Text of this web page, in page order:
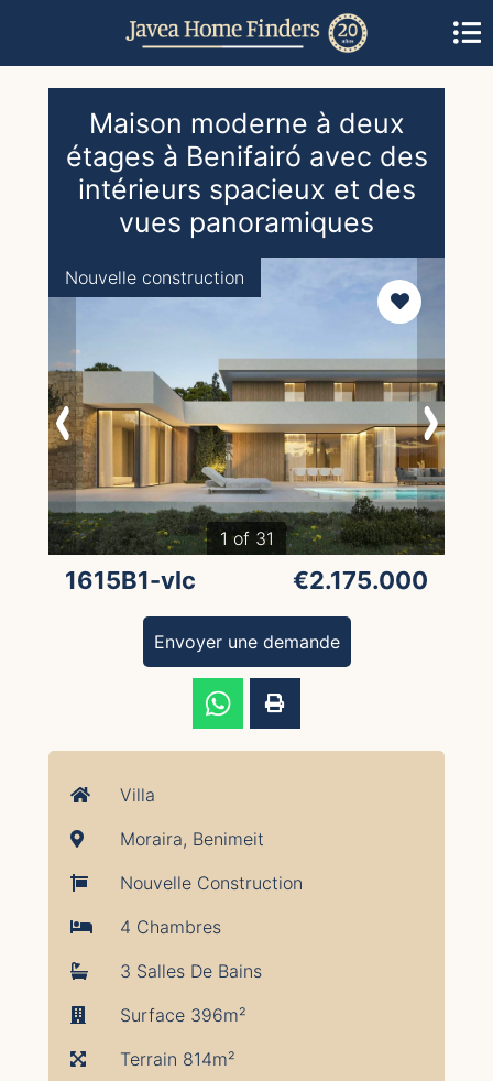
Maison moderne à deux
étages à Benifairó avec des
intérieurs spacieux et des
vues panoramiques
1 of 31
Nouvelle construction
1615B1-vlc €2.175.000
Envoyer une demande
Villa
Moraira, Benimeit
Nouvelle Construction
4 Chambres
3 Salles De Bains
Surface 396m²
Terrain 814m²